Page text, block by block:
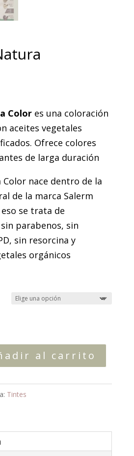
Colores una coloración
aceites vegetales
Ofrece colores
de larga duración
nace dentro de la
de la marca Salerm
se trata de
parabenos, sin
sin resorcina y
orgánicos
al carrito
Tintes